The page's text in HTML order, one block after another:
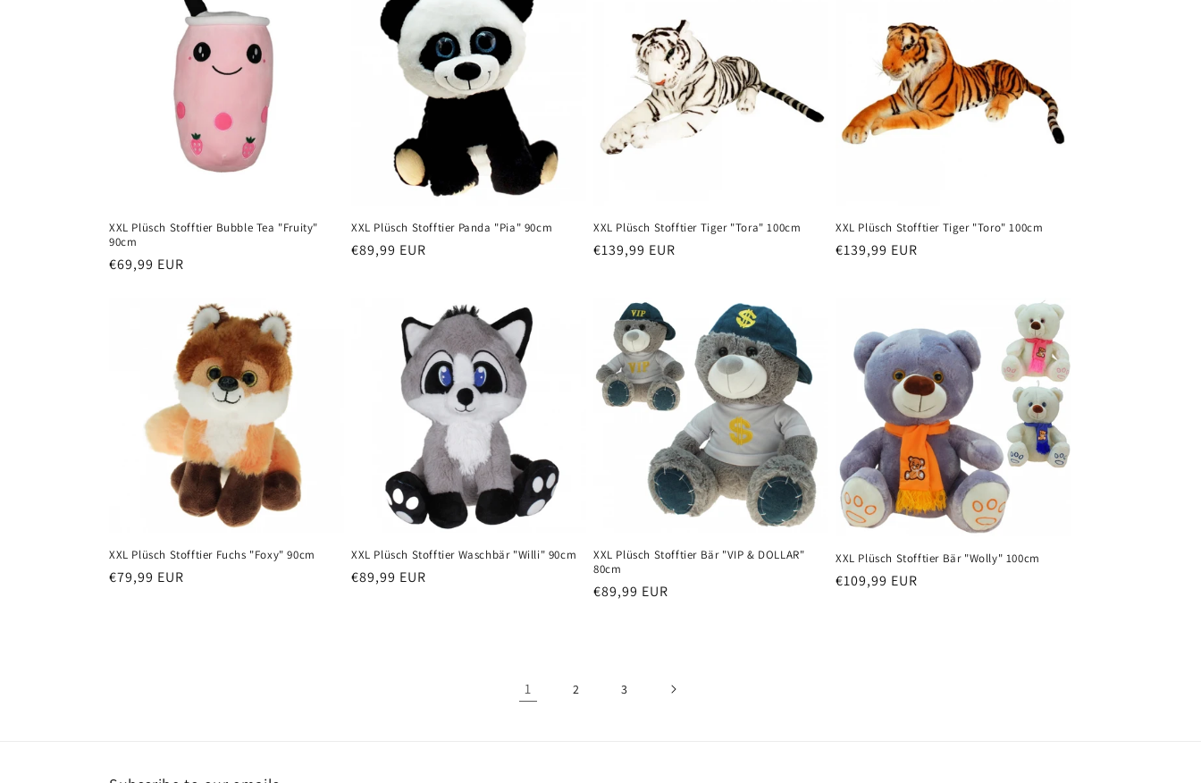
XXL Plüsch Stofftier Bubble Tea "Fruity"
90cm
Normaler
€69,99 EUR
XXL Plüsch Stofftier Panda "Pia" 90cm
Normaler
€89,99 EUR
XXL Plüsch Stofftier Tiger "Tora" 100cm
Normaler
€139,99 EUR
XXL Plüsch Stofftier Tiger "Toro" 100cm
Normaler
€139,99 EUR
XXL Plüsch Stofftier Fuchs "Foxy" 90cm
Normaler
€79,99 EUR
XXL Plüsch Stofftier Waschbär "Willi" 90cm
Normaler
€89,99 EUR
XXL Plüsch Stofftier Bär "VIP & DOLLAR"
80cm
Normaler
€89,99 EUR
XXL Plüsch Stofftier Bär "Wolly" 100cm
Normaler
€109,99 EUR
1 2 3